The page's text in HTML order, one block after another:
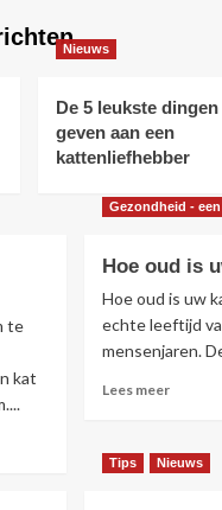
Nieuws
De 5 leukste
geven aan een
kattenliefhebber
te
kat
Gezondheid -
Hoe oud is
Hoe oud is uw
echte leeftijd
mensenjaren.
Lees meerLees
Hoe
oud
Tips Nieuws